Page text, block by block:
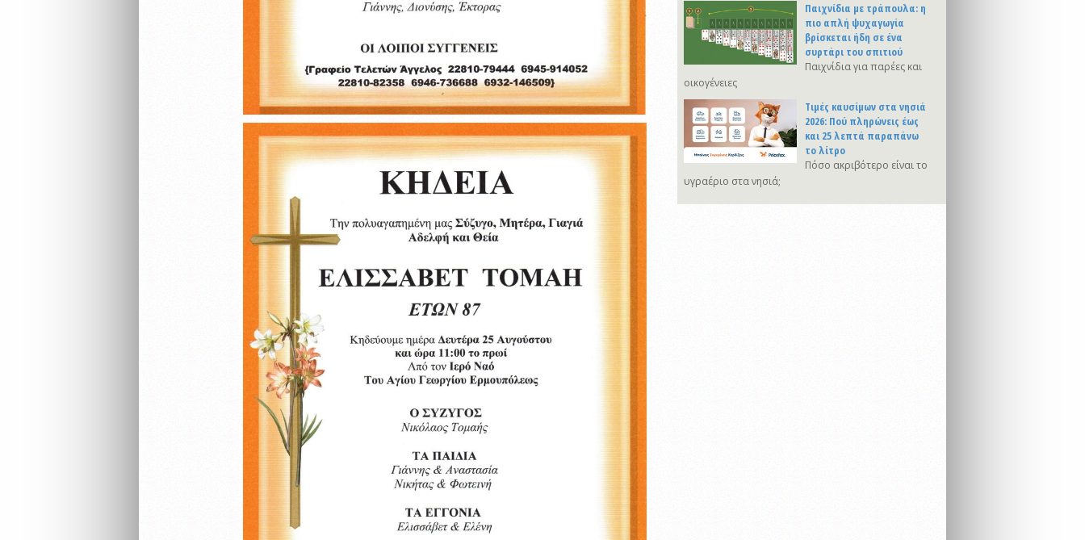
Παιχνίδια με τράπουλα: η
πιο απλή ψυχαγωγία
βρίσκεται ήδη σε ένα
συρτάρι του σπιτιού
Παιχνίδια για παρέες και
οικογένειες
Τιμές καυσίμων στα νησιά
2026: Πού πληρώνεις έως
και 25 λεπτά παραπάνω
το λίτρο
Πόσο ακριβότερο είναι το
υγραέριο στα νησιά;